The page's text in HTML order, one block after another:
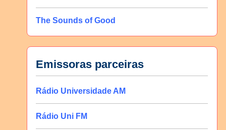
The Sounds of Good
Emissoras parceiras
Rádio Universidade AM
Rádio Uni FM